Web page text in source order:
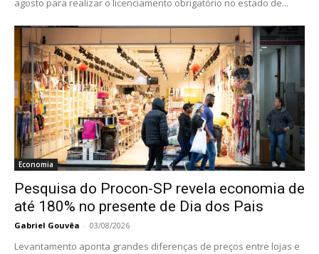
agosto para realizar o licenciamento obrigatório no estado de...
Economia
Pesquisa do Procon-SP revela economia de
até 180% no presente de Dia dos Pais
Gabriel Gouvêa - 03/08/2026
Levantamento aponta grandes diferenças de preços entre lojas e